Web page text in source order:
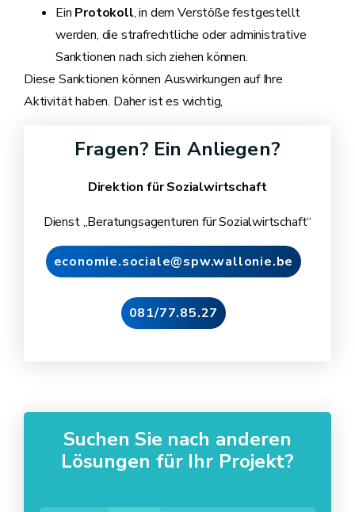
Ein Protokoll, in dem Verstöße festgestellt
werden, die strafrechtliche oder administrative
Sanktionen nach sich ziehen können.
Diese Sanktionen können Auswirkungen auf Ihre
Aktivität haben. Daher ist es wichtig,
Fragen? Ein Anliegen?
Direktion für Sozialwirtschaft
Dienst „Beratungsagenturen für Sozialwirtschaft“
economie.sociale@spw.wallonie.be
081/77.85.27
Suchen Sie nach anderen
Lösungen für Ihr Projekt?